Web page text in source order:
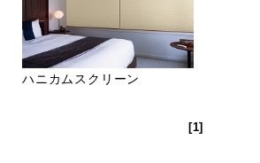
ハニカムスクリーン
[1]